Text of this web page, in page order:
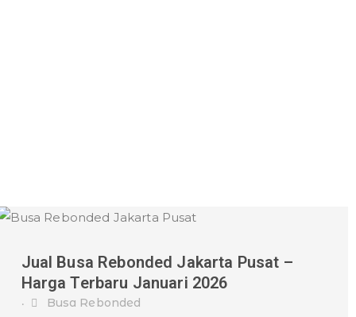
Jual Busa Rebonded Jakarta Pusat –
Harga Terbaru Januari 2026
•
Busa Rebonded